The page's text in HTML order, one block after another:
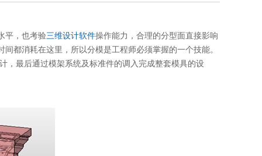
平，也考验三维设计软件操作能力，合理的分型面直接影响
都消耗在这里，所以分模是工程师必须掌握的一个技能。
，最后通过模架系统及标准件的调入完成整套模具的设